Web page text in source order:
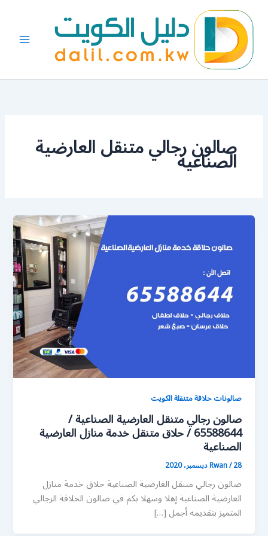
المحتوى
صالون رجالي متنقل العارضية
الصناعية
صالونات حلاقة متنقلة الكويت
صالون رجالي متنقل العارضية الصناعية /
65588644 / حلاق متنقل خدمة منازل العارضية
الصناعية
Rwan/28 ديسمبر، 2020
صالون رجالي متنقل العارضية الصناعية حلاق خدمة منازل
العارضية الصناعية إهلا وسهلا بكم في صالون الحلاقة الرجالي
المتميز بتقديمه أجمل […]